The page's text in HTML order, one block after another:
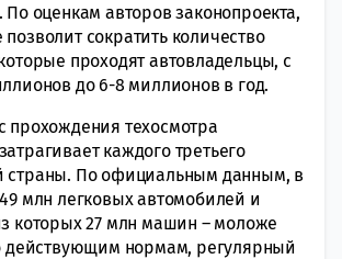
По оценкам авторов законопроекта,
сократить количество
проходят автовладельцы, с
до 6-8 миллионов в год.
прохождения техосмотра
каждого третьего
страны. По официальным данным, в
млн легковых автомобилей и
которых 27 млн машин – моложе
действующим нормам, регулярный